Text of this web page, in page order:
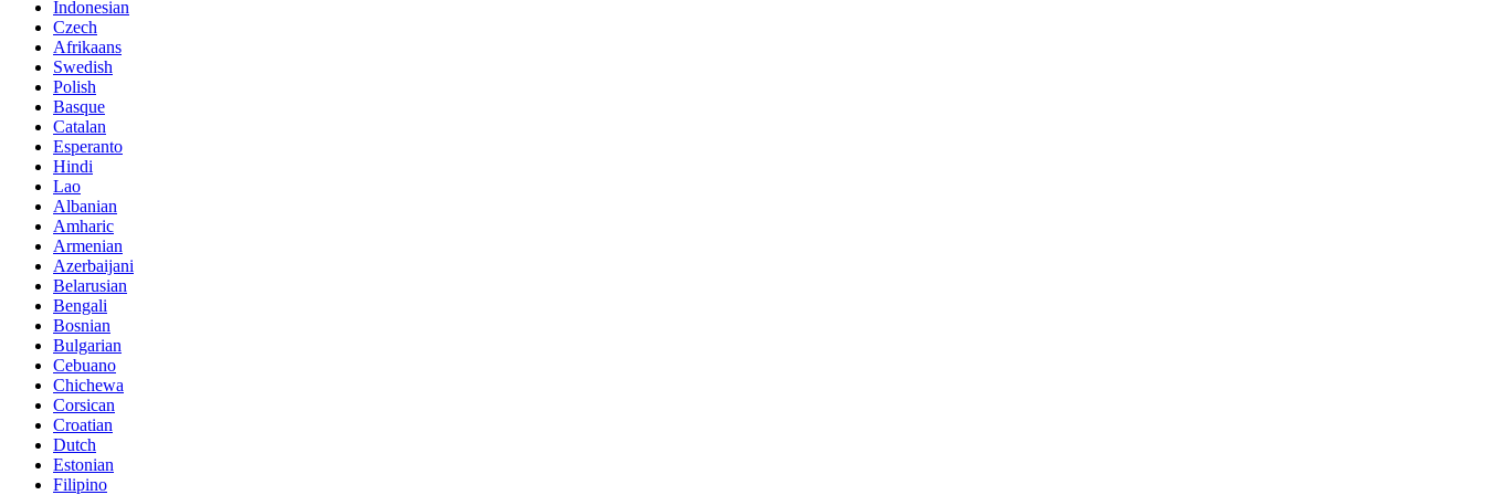
Indonesian
Czech
Afrikaans
Swedish
Polish
Basque
Catalan
Esperanto
Hindi
Lao
Albanian
Amharic
Armenian
Azerbaijani
Belarusian
Bengali
Bosnian
Bulgarian
Cebuano
Chichewa
Corsican
Croatian
Dutch
Estonian
Filipino